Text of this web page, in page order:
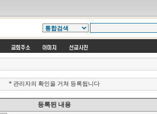
* 관리자의 확인을 거쳐 등록됩니다
등록된 내용